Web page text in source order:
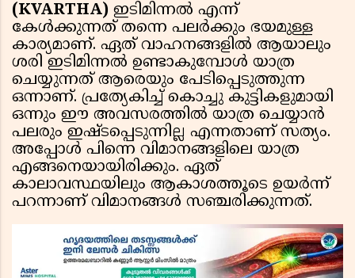
(KVARTHA) ഇടിമിന്നൽ എന്ന്
കേൾക്കുന്നത് തന്നെ പലർക്കും ഭയമുള്ള
കാര്യമാണ്. ഏത് വാഹനങ്ങളിൽ ആയാലും
ശരി ഇടിമിന്നൽ ഉണ്ടാകുമ്പോൾ യാത്ര
ചെയ്യുന്നത് ആരെയും പേടിപ്പെടുത്തുന്ന
ഒന്നാണ്. പ്രത്യേകിച്ച് കൊച്ചു കുട്ടികളുമായി
ഒന്നും ഈ അവസരത്തിൽ യാത്ര ചെയ്യാൻ
പലരും ഇഷ്ടപ്പെടുന്നില്ല എന്നതാണ് സത്യം.
അപ്പോൾ പിന്നെ വിമാനങ്ങളിലെ യാത്ര
എങ്ങനെയായിരിക്കും. ഏത്
കാലാവസ്ഥയിലും ആകാശത്തൂടെ ഉയർന്ന്
പറന്നാണ് വിമാനങ്ങൾ സഞ്ചരിക്കുന്നത്.